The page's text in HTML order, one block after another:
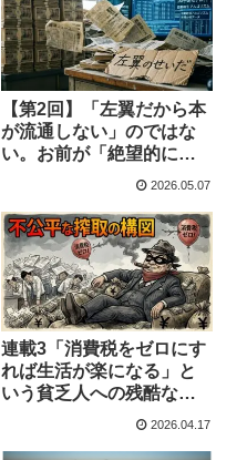
【第2回】「左翼だから本
が流通しない」のではな
い。お前が「絶望的に面
白くない」だけだ。
2026.05.07
連載3「消費税をゼロにす
れば生活が楽になる」と
いう貧乏人への残酷な
嘘。我々が消費税をぶっ
2026.04.17